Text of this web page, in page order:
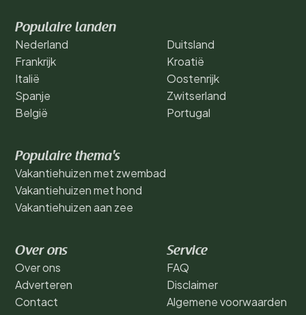
Populaire landen
Nederland
Frankrijk
Italië
Spanje
België
Duitsland
Kroatië
Oostenrijk
Zwitserland
Portugal
Populaire thema's
Vakantiehuizen met zwembad
Vakantiehuizen met hond
Vakantiehuizen aan zee
Over ons
Over ons
Adverteren
Contact
Service
FAQ
Disclaimer
Algemene voorwaarden